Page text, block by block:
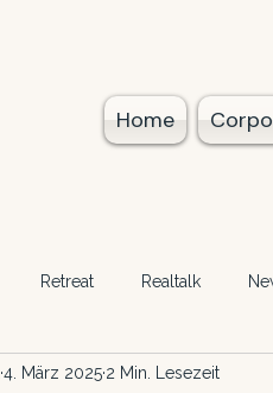
Home
Retreat Realtalk
4. März 2025 2 Min. Lesezeit